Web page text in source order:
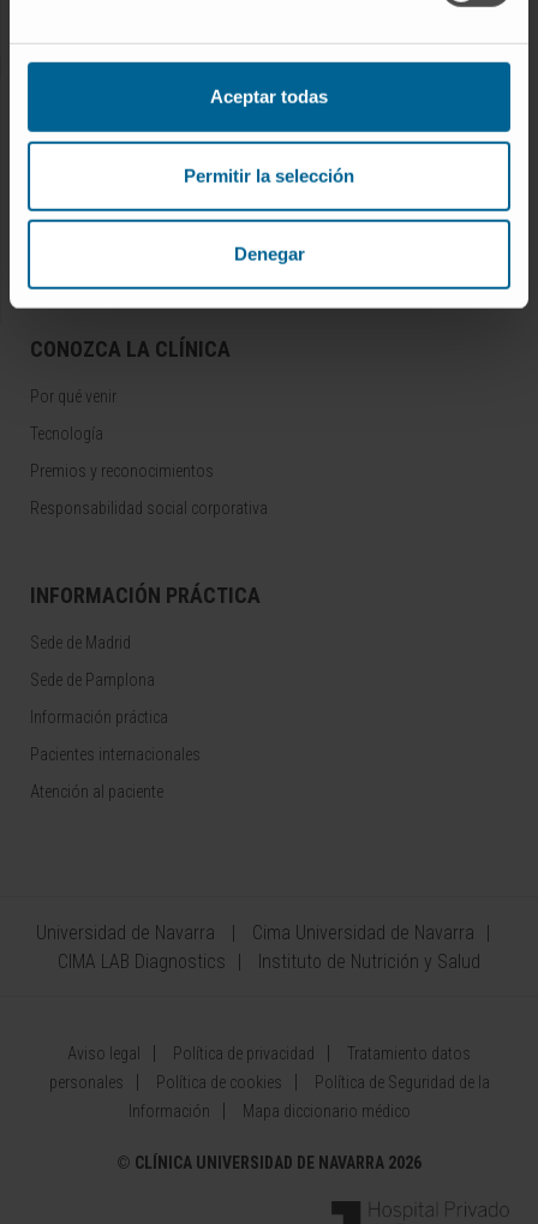
Aceptar todas
Permitir la selección
Denegar
INVESTIGACIÓN Y DOCENCIA
Ensayos clínicos
Residentes y Unidades Docentes
CONOZCA LA CLÍNICA
Por qué venir
Tecnología
Premios y reconocimientos
Responsabilidad social corporativa
INFORMACIÓN PRÁCTICA
Sede de Madrid
Sede de Pamplona
Información práctica
Pacientes internacionales
Atención al paciente
Universidad de Navarra
Cima Universidad de Navarra
CIMA LAB Diagnostics
Instituto de Nutrición y Salud
Aviso legal Política de privacidad
Tratamiento datos
personales
Política de cookies
Política de Seguridad de la
Información
Mapa diccionario médico
© CLÍNICA UNIVERSIDAD DE NAVARRA 2026